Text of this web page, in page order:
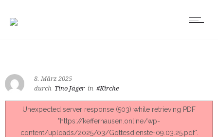
8. März 2025
durch Tino Jäger in #Kirche
Unexpected server response (503) while retrieving PDF
"https://kefferhausen.online/wp-
content/uploads/2025/03/Gottesdienste-09.03.25.pdf".